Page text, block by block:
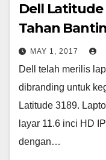
Dell Latitude
Tahan
MAY 1, 2017
Dell telah merilis
dibranding untuk
Latitude 3189.
layar 11.6 inci HD
dengan…